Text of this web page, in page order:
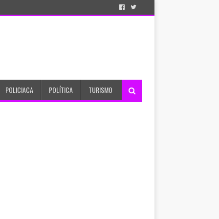
POLICIACA POLÍTICA TURISMO